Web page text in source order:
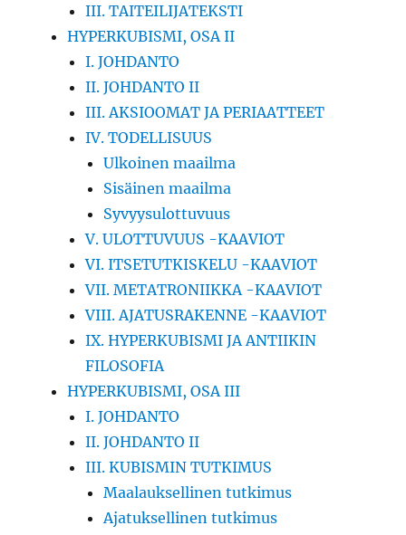
III. TAITEILIJATEKSTI
HYPERKUBISMI, OSA II
I. JOHDANTO
II. JOHDANTO II
III. AKSIOOMAT JA PERIAATTEET
IV. TODELLISUUS
Ulkoinen maailma
Sisäinen maailma
Syvyysulottuvuus
V. ULOTTUVUUS -KAAVIOT
VI. ITSETUTKISKELU -KAAVIOT
VII. METATRONIIKKA -KAAVIOT
VIII. AJATUSRAKENNE -KAAVIOT
IX. HYPERKUBISMI JA ANTIIKIN
FILOSOFIA
HYPERKUBISMI, OSA III
I. JOHDANTO
II. JOHDANTO II
III. KUBISMIN TUTKIMUS
Maalauksellinen tutkimus
Ajatuksellinen tutkimus